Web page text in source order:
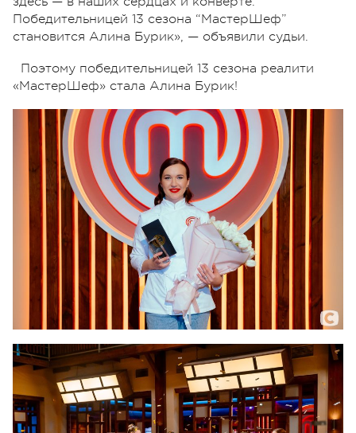
Победительницей 13 сезона “МастерШеф”
становится Алина Бурик», — объявили судьи.
Поэтому победительницей 13 сезона реалити
«МастерШеф» стала Алина Бурик!